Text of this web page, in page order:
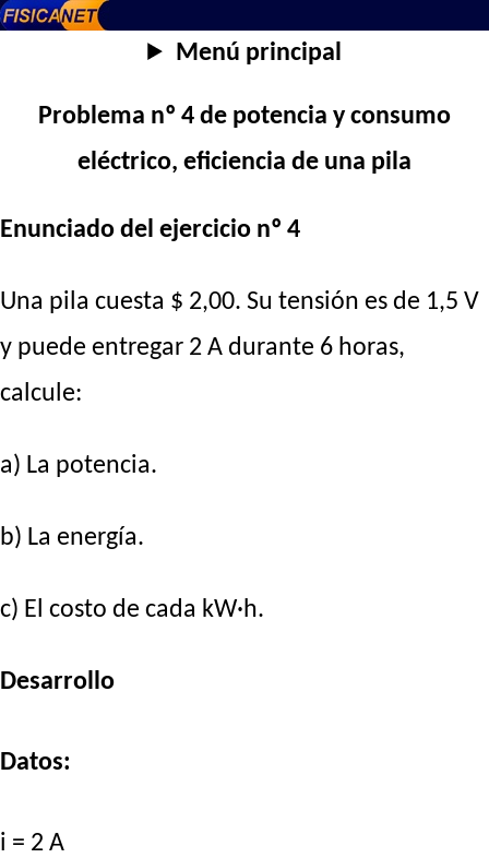
Menú principal
Problema nº 4 de potencia y consumo
eléctrico, eficiencia de una pila
Enunciado del ejercicio nº 4
Una pila cuesta $ 2,00. Su tensión es de 1,5 V
y puede entregar 2 A durante 6 horas,
calcule:
a) La potencia.
b) La energía.
c) El costo de cada kW·h.
Desarrollo
Datos:
i = 2 A